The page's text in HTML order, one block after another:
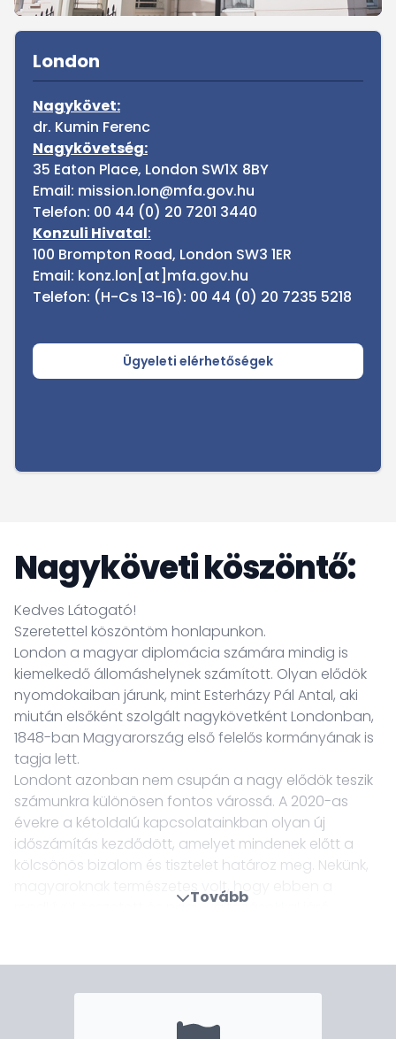
Sidebar
London
Nagykövet:
dr. Kumin Ferenc
Nagykövetség:
35 Eaton Place, London SW1X 8BY
Email: mission.lon@mfa.gov.hu
Telefon: 00 44 (0) 20 7201 3440
Konzuli Hivatal:
100 Brompton Road, London SW3 1ER
Email: konz.lon[at]mfa.gov.hu
Telefon: (H-Cs 13-16): 00 44 (0) 20 7235 5218
Ügyeleti elérhetőségek
Nagyköveti köszöntő:
Kedves Látogató!
Szeretettel köszöntöm honlapunkon.
London a magyar diplomácia számára mindig is
kiemelkedő állomáshelynek számított. Olyan elődök
nyomdokaiban járunk, mint Esterházy Pál Antal, aki
miután elsőként szolgált nagykövetként Londonban,
1848-ban Magyarország első felelős kormányának is
tagja lett.
Londont azonban nem csupán a nagy elődök teszik
számunkra különösen fontos várossá. A 2020-as
évekre a kétoldalú kapcsolatainkban olyan új
időszámítás kezdődött, amelyet mindenek előtt a
kölcsönös bizalom és tisztelet határoz meg. Nekünk,
magyaroknak természetes volt, hogy ebben a
rendkívül összetett és nagy változásokkal járó
Legalább ekkora súllyal erősíti együttműködésünket,
hogy külgazdasági kapcsolataink soha nem látott
Tovább